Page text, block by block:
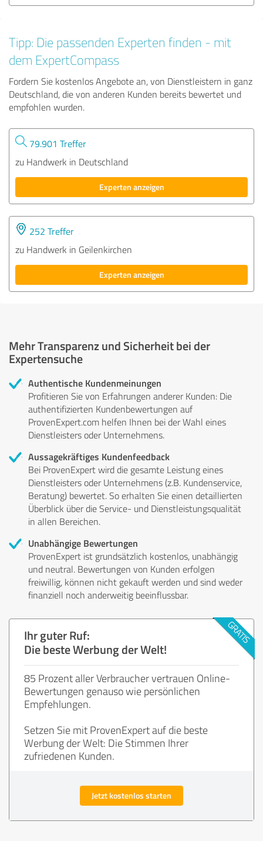
Tipp: Die passenden Experten finden - mit
dem ExpertCompass
Fordern Sie kostenlos Angebote an, von Dienstleistern in ganz
Deutschland, die von anderen Kunden bereits bewertet und
empfohlen wurden.
79.901 Treffer
zu Handwerk in Deutschland
Experten anzeigen
252 Treffer
zu Handwerk in Geilenkirchen
Experten anzeigen
Mehr Transparenz und Sicherheit bei der
Expertensuche
Authentische Kundenmeinungen
Profitieren Sie von Erfahrungen anderer Kunden: Die
authentifizierten Kundenbewertungen auf
ProvenExpert.com helfen Ihnen bei der Wahl eines
Dienstleisters oder Unternehmens.
Aussagekräftiges Kundenfeedback
Bei ProvenExpert wird die gesamte Leistung eines
Dienstleisters oder Unternehmens (z.B. Kundenservice,
Beratung) bewertet. So erhalten Sie einen detaillierten
Überblick über die Service- und Dienstleistungsqualität
in allen Bereichen.
Unabhängige Bewertungen
ProvenExpert ist grundsätzlich kostenlos, unabhängig
und neutral. Bewertungen von Kunden erfolgen
freiwillig, können nicht gekauft werden und sind weder
finanziell noch anderweitig beeinflussbar.
Ihr guter Ruf:
Die beste Werbung der Welt!
85 Prozent aller Verbraucher vertrauen Online-
Bewertungen genauso wie persönlichen
Empfehlungen.
Setzen Sie mit ProvenExpert auf die beste
Werbung der Welt: Die Stimmen Ihrer
zufriedenen Kunden.
Jetzt kostenlos starten